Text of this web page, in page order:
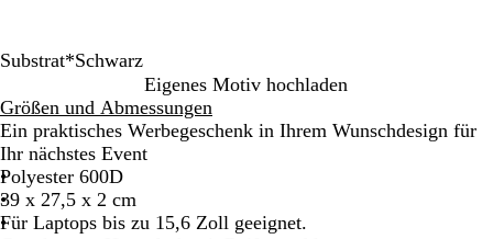
Substrat*Schwarz
c
h
w
a
r
z
r
a
u
m
e
l
Eigenes Motiv hochladen
Größen und Abmessungen
Ein praktisches Werbegeschenk in Ihrem Wunschdesign für
Ihr nächstes Event
Polyester 600D
39 x 27,5 x 2 cm
Für Laptops bis zu 15,6 Zoll geeignet.